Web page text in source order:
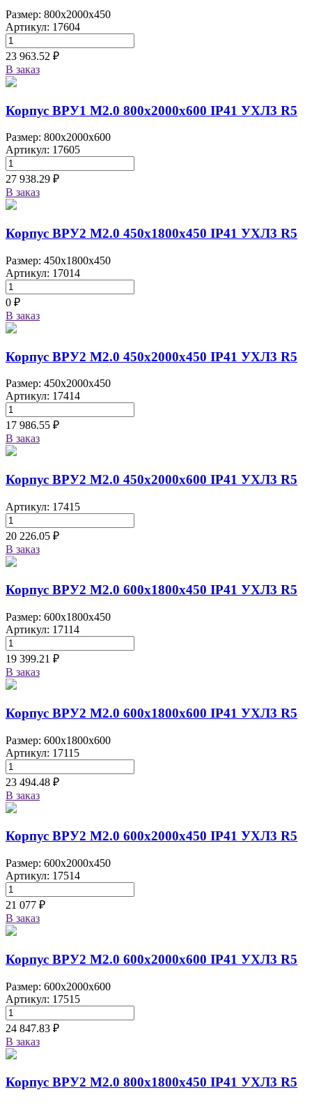
Размер: 800x2000x450
Артикул: 17604
23 963.52 ₽
В заказ
Корпус ВРУ1 М2.0 800х2000х600 IP41 УХЛ3 R5
Размер: 800x2000x600
Артикул: 17605
27 938.29 ₽
В заказ
Корпус ВРУ2 М2.0 450х1800х450 IP41 УХЛ3 R5
Размер: 450x1800x450
Артикул: 17014
0 ₽
В заказ
Корпус ВРУ2 М2.0 450х2000х450 IP41 УХЛ3 R5
Размер: 450x2000x450
Артикул: 17414
17 986.55 ₽
В заказ
Корпус ВРУ2 М2.0 450х2000х600 IP41 УХЛ3 R5
Артикул: 17415
20 226.05 ₽
В заказ
Корпус ВРУ2 М2.0 600х1800х450 IP41 УХЛ3 R5
Размер: 600x1800x450
Артикул: 17114
19 399.21 ₽
В заказ
Корпус ВРУ2 М2.0 600х1800х600 IP41 УХЛ3 R5
Размер: 600x1800x600
Артикул: 17115
23 494.48 ₽
В заказ
Корпус ВРУ2 М2.0 600х2000х450 IP41 УХЛ3 R5
Размер: 600x2000x450
Артикул: 17514
21 077 ₽
В заказ
Корпус ВРУ2 М2.0 600х2000х600 IP41 УХЛ3 R5
Размер: 600x2000x600
Артикул: 17515
24 847.83 ₽
В заказ
Корпус ВРУ2 М2.0 800х1800х450 IP41 УХЛ3 R5